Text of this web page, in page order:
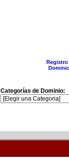
Categorías de Dominio: